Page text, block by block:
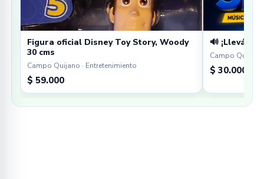
Figura oficial Disney Toy Story, Woody
30 cms
Campo Quijano · Entretenimiento
$ 59.000
🔊 ¡Llevá tu
Campo
$ 30.000